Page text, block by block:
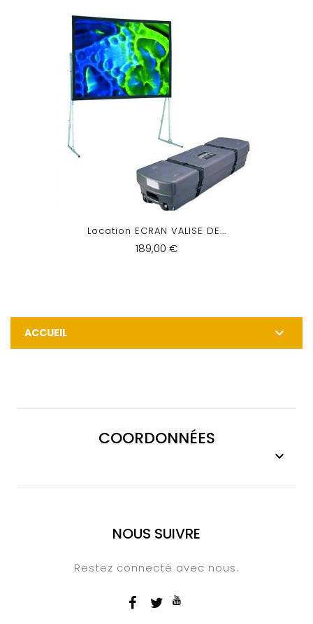
Location ECRAN VALISE DE...
189,00 €
ACCUEIL 
COORDONNÉES

NOUS SUIVRE
Restez connecté avec nous.